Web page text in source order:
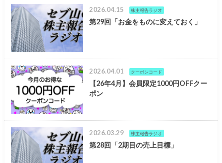
2026.04.15 株主報告ラジオ
第29回「お金をものに変えておく」
2026.04.01 クーポンコード
【26年4月】会員限定1000円OFFクー
ポン
2026.03.29 株主報告ラジオ
第28回「2期目の売上目標」